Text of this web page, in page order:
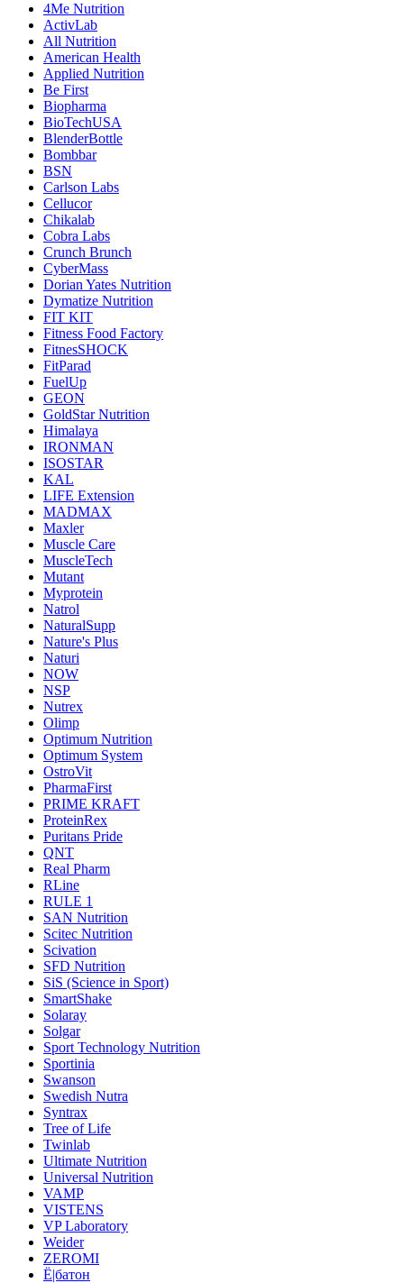
4Me Nutrition
ActivLab
All Nutrition
American Health
Applied Nutrition
Be First
Biopharma
BioTechUSA
BlenderBottle
Bombbar
BSN
Carlson Labs
Cellucor
Chikalab
Cobra Labs
Crunch Brunch
CyberMass
Dorian Yates Nutrition
Dymatize Nutrition
FIT KIT
Fitness Food Factory
FitnesSHOCK
FitParad
FuelUp
GEON
GoldStar Nutrition
Himalaya
IRONMAN
ISOSTAR
KAL
LIFE Extension
MADMAX
Maxler
Muscle Care
MuscleTech
Mutant
Myprotein
Natrol
NaturalSupp
Nature's Plus
Naturi
NOW
NSP
Nutrex
Olimp
Optimum Nutrition
Optimum System
OstroVit
PharmaFirst
PRIME KRAFT
ProteinRex
Puritans Pride
QNT
Real Pharm
RLine
RULE 1
SAN Nutrition
Scitec Nutrition
Scivation
SFD Nutrition
SiS (Science in Sport)
SmartShake
Solaray
Solgar
Sport Technology Nutrition
Sportinia
Swanson
Swedish Nutra
Syntrax
Tree of Life
Twinlab
Ultimate Nutrition
Universal Nutrition
VAMP
VISTENS
VP Laboratory
Weider
ZEROMI
Ё|батон